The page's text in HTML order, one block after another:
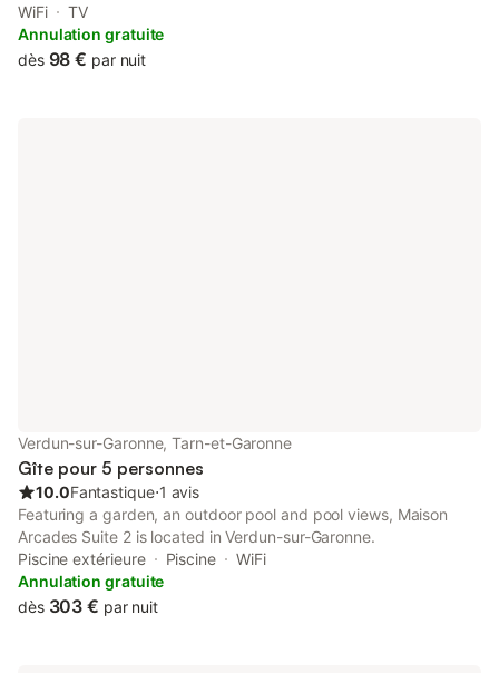
commerces Environ 40m2, au première étage sans ascenseur. Il
possède une pièce de vie avec salon et cuisine, une chambre
avec un lit 160, un bureau avec chauffeuse se transformant en
WiFi
TV
Annulation gratuite
dès 98 € par nuit
Verdun-sur-Garonne, Tarn-et-Garonne
Gîte pour 5 personnes
10.0Fantastique⋅1 avis
Featuring a garden, an outdoor pool and pool views, Maison
Arcades Suite 2 is located in Verdun-sur-Garonne.
Piscine extérieure
Piscine
WiFi
Annulation gratuite
dès 303 € par nuit